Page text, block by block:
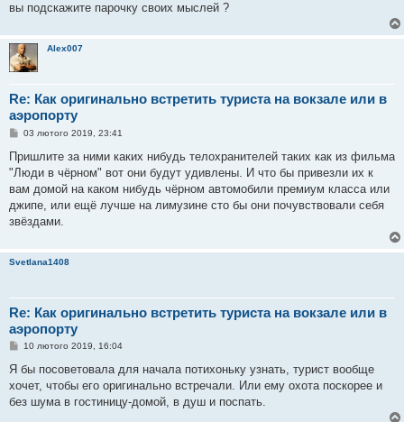
вы подскажите парочку своих мыслей ?
Alex007
Re: Как оригинально встретить туриста на вокзале или в
аэропорту
П
в
д
о
л
е
я
03 лютого 2019, 23:41
Пришлите за ними каких нибудь телохранителей таких как из фильма
"Люди в чёрном" вот они будут удивлены. И что бы привезли их к
вам домой на каком нибудь чёрном автомобили премиум класса или
джипе, или ещё лучше на лимузине сто бы они почувствовали себя
звёздами.
Svetlana1408
Re: Как оригинально встретить туриста на вокзале или в
аэропорту
П
в
д
о
10 лютого 2019, 16:04
Я бы посоветовала для начала потихоньку узнать, турист вообще
хочет, чтобы его оригинально встречали. Или ему охота поскорее и
без шума в гостиницу-домой, в душ и поспать.